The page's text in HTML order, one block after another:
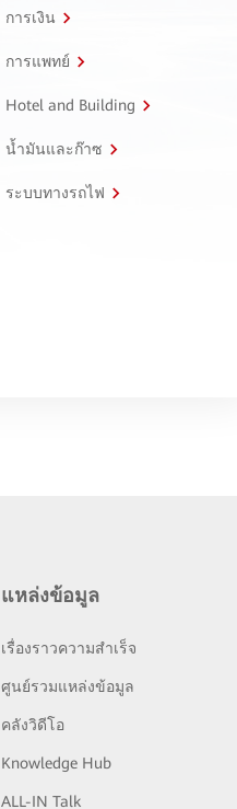
การเงิน
การแพทย์
Hotel and Building
น้ำมันและก๊าซ
ระบบทางรถไฟ
แหล่งข้อมูล
เรื่องราวความสำเร็จ
ศูนย์รวมแหล่งข้อมูล
คลังวิดีโอ
Knowledge Hub
ALL-IN Talk